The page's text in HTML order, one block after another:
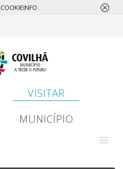
_COOKIEINFO
VISITAR
MUNICÍPIO